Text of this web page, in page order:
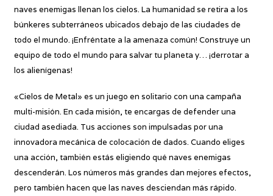
naves enemigas llenan los cielos. La humanidad se retira a los
búnkeres subterráneos ubicados debajo de las ciudades de
todo el mundo. ¡Enfréntate a la amenaza común! Construye un
equipo de todo el mundo para salvar tu planeta y… ¡derrotar a
los alienígenas!
«Cielos de Metal» es un juego en solitario con una campaña
multi-misión. En cada misión, te encargas de defender una
ciudad asediada. Tus acciones son impulsadas por una
innovadora mecánica de colocación de dados. Cuando eliges
una acción, también estás eligiendo qué naves enemigas
descenderán. Los números más grandes dan mejores efectos,
pero también hacen que las naves desciendan más rápido.